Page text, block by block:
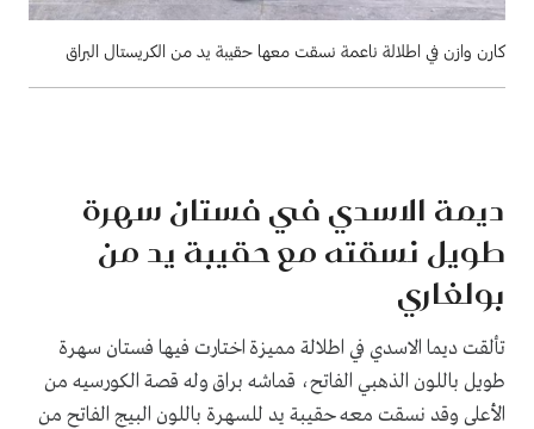
كارن وازن في اطلالة ناعمة نسقت معها حقيبة يد من الكريستال البراق
ديمة الاسدي في فستان سهرة
طويل نسقته مع حقيبة يد من
بولغاري
تألقت ديما الاسدي في اطلالة مميزة اختارت فيها فستان سهرة
طويل باللون الذهبي الفاتح، قماشه براق وله قصة الكورسيه من
الأعلى وقد نسقت معه حقيبة يد للسهرة باللون البيج الفاتح من